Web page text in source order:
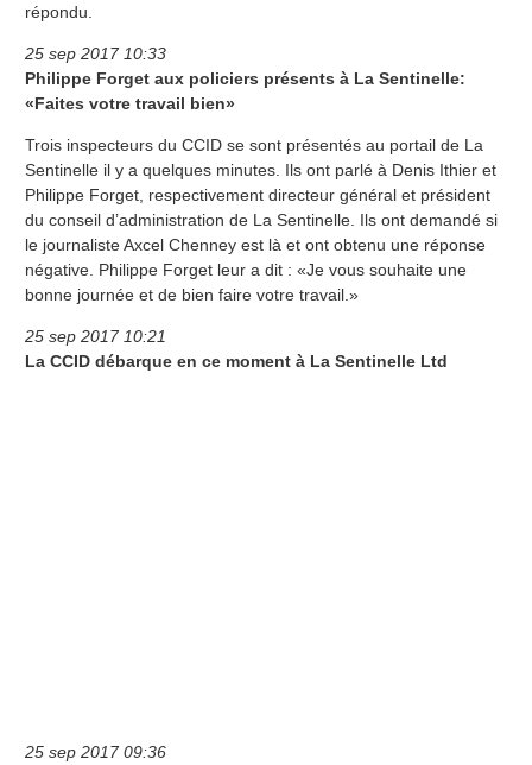
répondu.
25 sep 2017 10:33
Philippe Forget aux policiers présents à La Sentinelle:
«Faites votre travail bien»
Trois inspecteurs du CCID se sont présentés au portail de La
Sentinelle il y a quelques minutes. Ils ont parlé à Denis Ithier et
Philippe Forget, respectivement directeur général et président
du conseil d’administration de La Sentinelle. Ils ont demandé si
le journaliste Axcel Chenney est là et ont obtenu une réponse
négative. Philippe Forget leur a dit : «Je vous souhaite une
bonne journée et de bien faire votre travail.»
25 sep 2017 10:21
La CCID débarque en ce moment à La Sentinelle Ltd
25 sep 2017 09:36